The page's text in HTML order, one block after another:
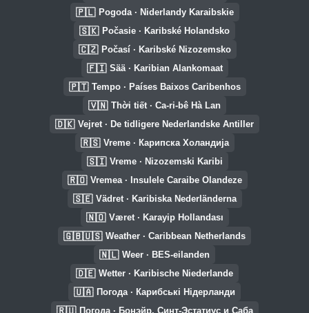
🇵🇱 Pogoda · Niderlandy Karaibskie
🇸🇰 Počasie · Karibské Holandsko
🇨🇿 Počasí · Karibské Nizozemsko
🇫🇮 Sää · Karibian Alankomaat
🇵🇹 Tempo · Países Baixos Caribenhos
🇻🇳 Thời tiết · Ca-ri-bê Hà Lan
🇩🇰 Vejret · De tidligere Nederlandske Antiller
🇷🇸 Vreme · Карипска Холандија
🇸🇮 Vreme · Nizozemski Karibi
🇷🇴 Vremea · Insulele Caraibe Olandeze
🇸🇪 Vädret · Karibiska Nederländerna
🇳🇴 Været · Karayip Hollandası
🇬🇧🇺🇸 Weather · Caribbean Netherlands
🇳🇱 Weer · BES-eilanden
🇩🇪 Wetter · Karibische Niederlande
🇺🇦 Погода · Карибські Нідерланди
🇷🇺 Погода · Бонэйр, Синт-Эстатиус и Саба